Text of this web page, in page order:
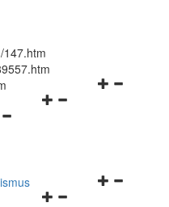
/147.htm
Navigationsmenü
Navigationsmenü